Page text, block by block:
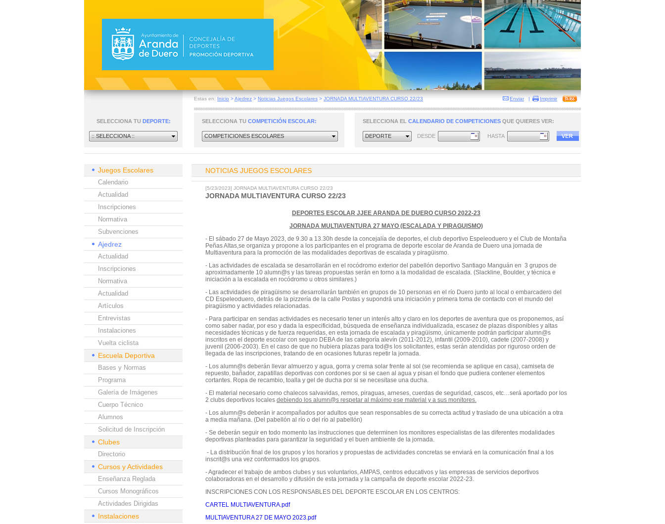
Estas en: Inicio >Ajedrez > Noticias Juegos Escolares > JORNADA MULTIAVENTURA CURSO 22/23 Enviar | Imprimir
SELECCIONA TU DEPORTE:
:: SELECCIONA ::
SELECCIONA TU COMPETICIÓN ESCOLAR:
COMPETICIONES ESCOLARES
SELECCIONA EL CALENDARIO DE COMPETICIONES QUE QUIERES VER:
DEPORTE DESDE HASTA
Juegos Escolares
Calendario
Actualidad
Inscripciones
Normativa
Subvenciones
Ajedrez
Actualidad
Inscripciones
Normativa
Actualidad
Artículos
Entrevistas
Instalaciones
Vuelta ciclista
Escuela Deportiva
Bases y Normas
Programa
Galería de Imágenes
Cuerpo Técnico
Alumnos
Solicitud de Inscripción
Clubes
Directorio
Cursos y Actividades
Enseñanza Reglada
Cursos Monográficos
Actividades Dirigidas
Instalaciones
NOTICIAS JUEGOS ESCOLARES
[5/23/2023] JORNADA MULTIAVENTURA CURSO 22/23
JORNADA MULTIAVENTURA CURSO 22/23
DEPORTES ESCOLAR JJEE ARANDA DE DUERO CURSO 2022-23
JORNADA MULTIAVENTURA 27 MAYO (ESCALADA Y PIRAGUISMO)
- El sábado 27 de Mayo 2023, de 9.30 a 13.30h desde la concejalía de deportes, el club deportivo Espeleoduero y el Club de Montaña
Peñas Altas,se organiza y propone a los participantes en el programa de deporte escolar de Aranda de Duero una jornada de
Multiaventura para la promoción de las modalidades deportivas de escalada y piragüismo.
- Las actividades de escalada se desarrollarán en el rocódromo exterior del pabellón deportivo Santiago Manguán en 3 grupos de
aproximadamente 10 alumn@s y las tareas propuestas serán en torno a la modalidad de escalada. (Slackline, Boulder, y técnica e
iniciación a la escalada en rocódromo u otros similares.)
- Las actividades de piragüismo se desarrollarán también en grupos de 10 personas en el río Duero junto al local o embarcadero del
CD Espeleoduero, detrás de la pizzería de la calle Postas y supondrá una iniciación y primera toma de contacto con el mundo del
piragüismo y actividades relacionadas.
- Para participar en sendas actividades es necesario tener un interés alto y claro en los deportes de aventura que os proponemos, así
como saber nadar, por eso y dada la especificidad, búsqueda de enseñanza individualizada, escasez de plazas disponibles y altas
necesidades técnicas y de fuerza requeridas, en esta jornada de escalada y piragüismo, únicamente podrán participar alumn@s
inscritos en el deporte escolar con seguro DEBA de las categoría alevín (2011-2012), infantil (2009-2010), cadete (2007-2008) y
juvenil (2006-2003). En el caso de que no hubiera plazas para tod@s los solicitantes, estas serán atendidas por riguroso orden de
llegada de las inscripciones, tratando de en ocasiones futuras repetir la jornada.
- Los alumn@s deberán llevar almuerzo y agua, gorra y crema solar frente al sol (se recomienda se aplique en casa), camiseta de
repuesto, bañador, zapatillas deportivas con cordones por si se caen al agua y pisan el fondo que pudiera contener elementos
cortantes. Ropa de recambio, toalla y gel de ducha por si se necesitase una ducha.
- El material necesario como chalecos salvavidas, remos, piraguas, arneses, cuerdas de seguridad, cascos, etc…será aportado por los
2 clubs deportivos locales debiendo los alumn@s respetar al máximo ese material y a sus monitores.
- Los alumn@s deberán ir acompañados por adultos que sean responsables de su correcta actitud y traslado de una ubicación a otra
a media mañana. (Del pabellón al río o del río al pabellón)
- Se deberán seguir en todo momento las instrucciones que determinen los monitores especialistas de las diferentes modalidades
deportivas planteadas para garantizar la seguridad y el buen ambiente de la jornada.
- La distribución final de los grupos y los horarios y propuestas de actividades concretas se enviará en la comunicación final a los
inscrit@s una vez conformados los grupos.
- Agradecer el trabajo de ambos clubes y sus voluntarios, AMPAS, centros educativos y las empresas de servicios deportivos
colaboradoras en el desarrollo y difusión de esta jornada y la campaña de deporte escolar 2022-23.
INSCRIPCIONES CON LOS RESPONSABLES DEL DEPORTE ESCOLAR EN LOS CENTROS:
CARTEL MULTIAVENTURA.pdf
MULTIAVENTURA 27 DE MAYO 2023.pdf